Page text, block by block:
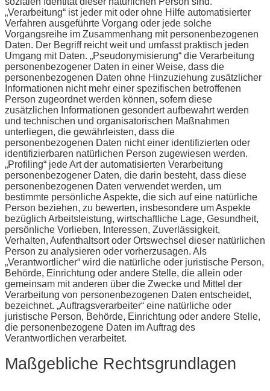
„Verarbeitung“ ist jeder mit oder ohne Hilfe automatisierter
Verfahren ausgeführte Vorgang oder jede solche
Vorgangsreihe im Zusammenhang mit personenbezogenen
Daten. Der Begriff reicht weit und umfasst praktisch jeden
Umgang mit Daten. „Pseudonymisierung“ die Verarbeitung
personenbezogener Daten in einer Weise, dass die
personenbezogenen Daten ohne Hinzuziehung zusätzlicher
Informationen nicht mehr einer spezifischen betroffenen
Person zugeordnet werden können, sofern diese
zusätzlichen Informationen gesondert aufbewahrt werden
und technischen und organisatorischen Maßnahmen
unterliegen, die gewährleisten, dass die
personenbezogenen Daten nicht einer identifizierten oder
identifizierbaren natürlichen Person zugewiesen werden.
„Profiling“ jede Art der automatisierten Verarbeitung
personenbezogener Daten, die darin besteht, dass diese
personenbezogenen Daten verwendet werden, um
bestimmte persönliche Aspekte, die sich auf eine natürliche
Person beziehen, zu bewerten, insbesondere um Aspekte
bezüglich Arbeitsleistung, wirtschaftliche Lage, Gesundheit,
persönliche Vorlieben, Interessen, Zuverlässigkeit,
Verhalten, Aufenthaltsort oder Ortswechsel dieser natürlichen
Person zu analysieren oder vorherzusagen. Als
„Verantwortlicher“ wird die natürliche oder juristische Person,
Behörde, Einrichtung oder andere Stelle, die allein oder
gemeinsam mit anderen über die Zwecke und Mittel der
Verarbeitung von personenbezogenen Daten entscheidet,
bezeichnet. „Auftragsverarbeiter“ eine natürliche oder
juristische Person, Behörde, Einrichtung oder andere Stelle,
die personenbezogene Daten im Auftrag des
Verantwortlichen verarbeitet.
Maßgebliche Rechtsgrundlagen